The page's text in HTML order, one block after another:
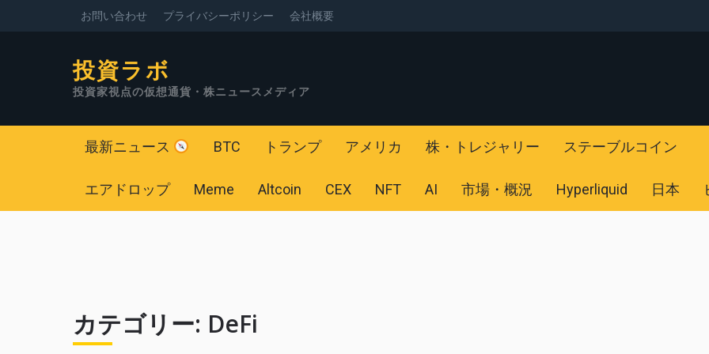
お問い合わせ プライバシーポリシー 会社概要
投資ラボ
投資家視点の仮想通貨・株ニュースメディア
最新ニュース BTC トランプ アメリカ 株・トレジャリー ステーブルコイン
エアドロップ Meme Altcoin CEX NFT AI 市場・概況 Hyperliquid 日本
カテゴリー: DeFi